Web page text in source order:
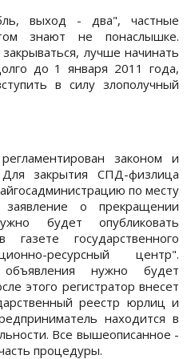
выход - два", частные
знают не понаслышке.
лучше начинать
до 1 января 2011 года,
в силу злополучный
законом и
закрытия СПД-физлица
по месту
о прекращении
будет опубликовать
государственного
ресурсный центр".
нужно будет
этого регистратор внесет
реестр юрлиц и
находится в
Все вышеописанное -
процедуры.